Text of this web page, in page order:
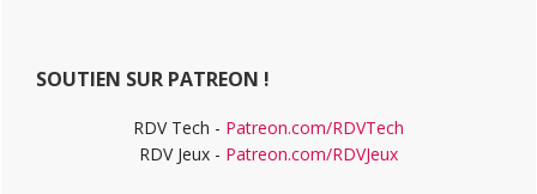
SOUTIEN SUR PATREON !
RDV Tech - Patreon.com/RDVTech
RDV Jeux - Patreon.com/RDVJeux